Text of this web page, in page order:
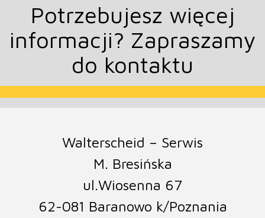
Potrzebujesz więcej
informacji? Zapraszamy
do kontaktu
Walterscheid – Serwis
M. Bresińska
ul.Wiosenna 67
62-081 Baranowo k/Poznania